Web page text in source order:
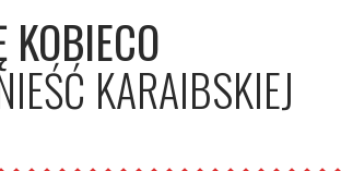
KOBIECO
KARAIBSKIEJ